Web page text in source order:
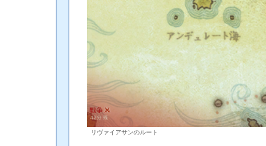
リヴァイアサンのルート